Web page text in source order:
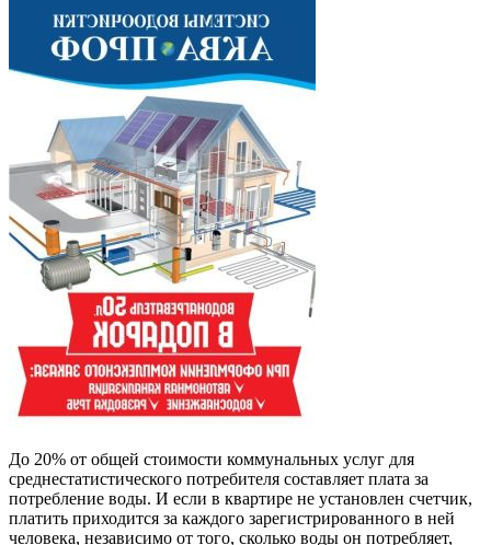
До 20% от общей стоимости коммунальных услуг для
среднестатистического потребителя составляет плата за
потребление воды. И если в квартире не установлен счетчик,
платить приходится за каждого зарегистрированного в ней
человека, независимо от того, сколько воды он потребляет,